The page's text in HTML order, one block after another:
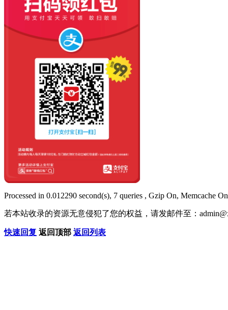
Processed in 0.012290 second(s), 7 queries , Gzip On, Memcache
若本站收录的资源无意侵犯了您的权益，请发邮件至：
快速回复 返回顶部 返回列表